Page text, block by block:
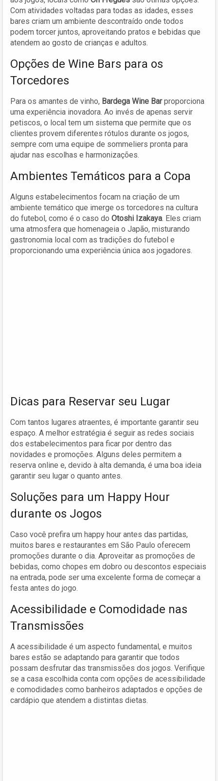
Com atividades voltadas para todas as idades, esses
bares criam um ambiente descontraído onde todos
podem torcer juntos, aproveitando pratos e bebidas que
atendem ao gosto de crianças e adultos.
Opções de Wine Bars para os
Torcedores
Para os amantes de vinho, Bardega Wine Barproporciona
uma experiência inovadora. Ao invés de apenas servir
petiscos, o local tem um sistema que permite que os
clientes provem diferentes rótulos durante os jogos,
sempre com uma equipe de sommeliers pronta para
ajudar nas escolhas e harmonizações.
Ambientes Temáticos para a Copa
Alguns estabelecimentos focam na criação de um
ambiente temático que imerge os torcedores na cultura
do futebol, como é o caso do Otoshi Izakaya. Eles criam
uma atmosfera que homenageia o Japão, misturando
gastronomia local com as tradições do futebol e
proporcionando uma experiência única aos jogadores.
Dicas para Reservar seu Lugar
Com tantos lugares atraentes, é importante garantir seu
espaço. A melhor estratégia é seguir as redes sociais
dos estabelecimentos para ficar por dentro das
novidades e promoções. Alguns deles permitem a
reserva online e, devido à alta demanda, é uma boa ideia
garantir seu lugar o quanto antes.
Soluções para um Happy Hour
durante os Jogos
Caso você prefira um happy hour antes das partidas,
muitos bares e restaurantes em São Paulo oferecem
promoções durante o dia. Aproveitar as promoções de
bebidas, como chopes em dobro ou descontos especiais
na entrada, pode ser uma excelente forma de começar a
festa antes do jogo.
Acessibilidade e Comodidade nas
Transmissões
A acessibilidade é um aspecto fundamental, e muitos
bares estão se adaptando para garantir que todos
possam desfrutar das transmissões dos jogos. Verifique
se a casa escolhida conta com opções de acessibilidade
e comodidades como banheiros adaptados e opções de
cardápio que atendem a distintas dietas.